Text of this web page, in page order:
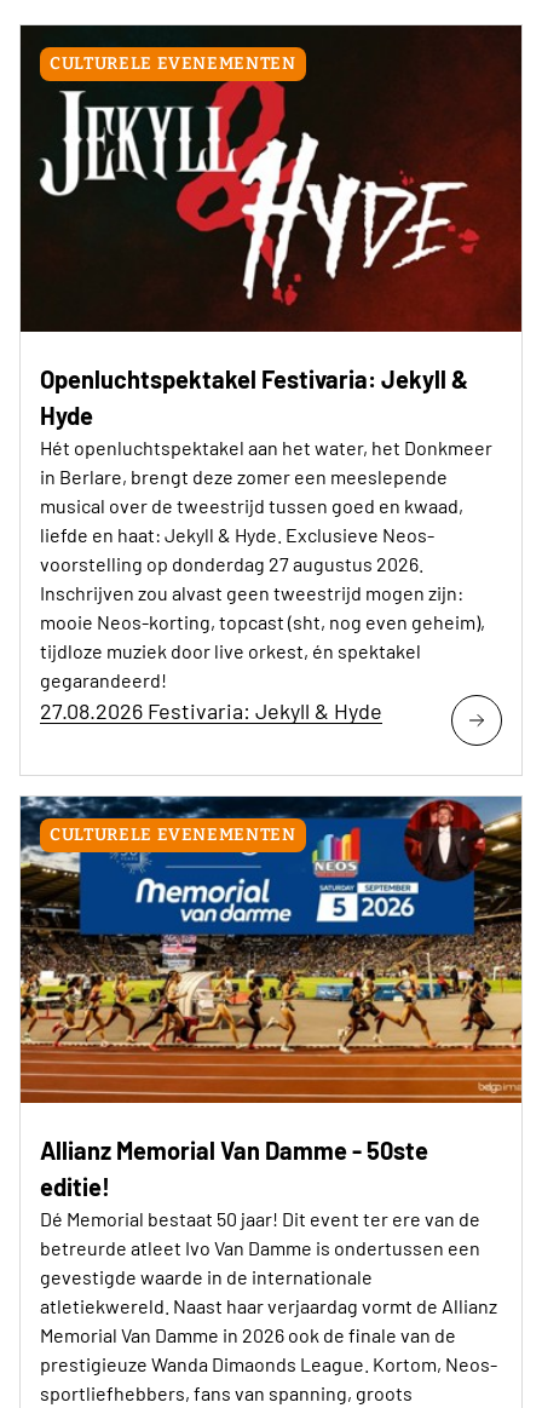
CULTURELE EVENEMENTEN
Openluchtspektakel Festivaria: Jekyll &
Hyde
Hét openluchtspektakel aan het water, het Donkmeer
in Berlare, brengt deze zomer een meeslepende
musical over de tweestrijd tussen goed en kwaad,
liefde en haat: Jekyll & Hyde. Exclusieve Neos-
voorstelling op donderdag 27 augustus 2026.
Inschrijven zou alvast geen tweestrijd mogen zijn:
mooie Neos-korting, topcast (sht, nog even geheim),
tijdloze muziek door live orkest, én spektakel
gegarandeerd!
27.08.2026 Festivaria: Jekyll & Hyde
CULTURELE EVENEMENTEN
Allianz Memorial Van Damme - 50ste
editie!
Dé Memorial bestaat 50 jaar! Dit event ter ere van de
betreurde atleet Ivo Van Damme is ondertussen een
gevestigde waarde in de internationale
atletiekwereld. Naast haar verjaardag vormt de Allianz
Memorial Van Damme in 2026 ook de finale van de
prestigieuze Wanda Dimaonds League. Kortom, Neos-
sportliefhebbers, fans van spanning, groots